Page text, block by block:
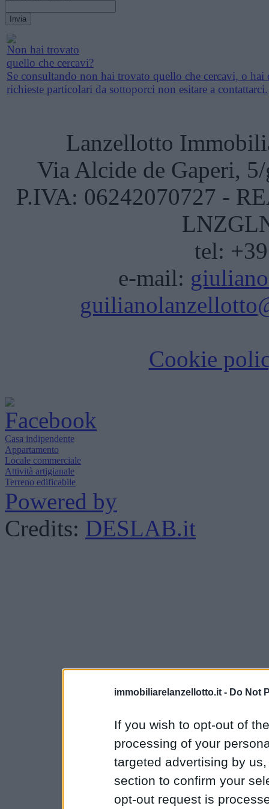
immobiliarelanzellotto.it - Do Not
If you wish to opt-out of
processing of your
targeted advertising by
section to confirm your
opt-out request is
Non hai trovato
quello che cercavi?
Se consultando non hai trovato quello che cercavi, o hai
richieste particolari da sottoporci non esitare a contattarci.
Lanzellotto
Via Alcide de Gaperi,
P.IVA: 06242070727 -
tel:
e-mail:
Cookie
Casa indipendente
Appartamento
Locale commerciale
Attività artigianale
Terreno edificabile
Powered by
Credits: DESLAB.it